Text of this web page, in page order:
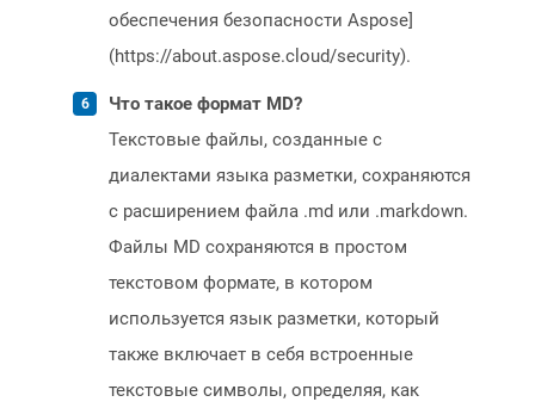
обеспечения безопасности Aspose]
(https://about.aspose.cloud/security).
Что такое формат MD?
Текстовые файлы, созданные с
диалектами языка разметки, сохраняются
с расширением файла .md или .markdown.
Файлы MD сохраняются в простом
текстовом формате, в котором
используется язык разметки, который
также включает в себя встроенные
текстовые символы, определяя, как